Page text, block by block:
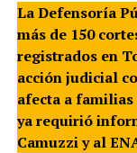
La Defensoría
más de 150
registrados en
acción judicial
afecta a
ya requirió
Camuzzi y al